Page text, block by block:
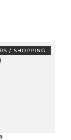
/ SHOPPING